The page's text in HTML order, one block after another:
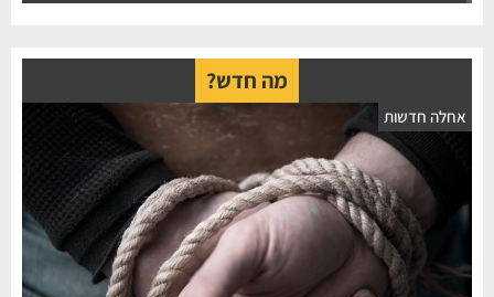
מה חדש?
אחלה חדשות